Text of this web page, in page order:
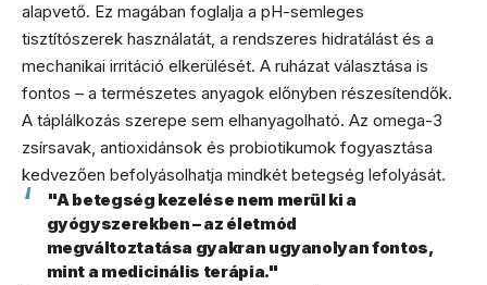
alapvető. Ez magában foglalja a pH-semleges
tisztítószerek használatát, a rendszeres hidratálást és a
mechanikai irritáció elkerülését. A ruházat választása is
fontos – a természetes anyagok előnyben részesítendők.
A táplálkozás szerepe sem elhanyagolható. Az omega-3
zsírsavak, antioxidánsok és probiotikumok fogyasztása
kedvezően befolyásolhatja mindkét betegség lefolyását.
"A betegség kezelése nem merül ki a
gyógyszerekben – az életmód
megváltoztatása gyakran ugyanolyan fontos,
mint a medicinális terápia."